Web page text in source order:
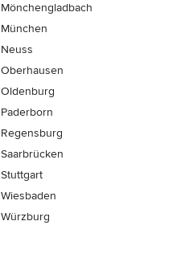
Mönchen­gladbach
München
Neuss
Oberhausen
Oldenburg
Paderborn
Regensburg
Saarbrücken
Stuttgart
Wiesbaden
Würzburg